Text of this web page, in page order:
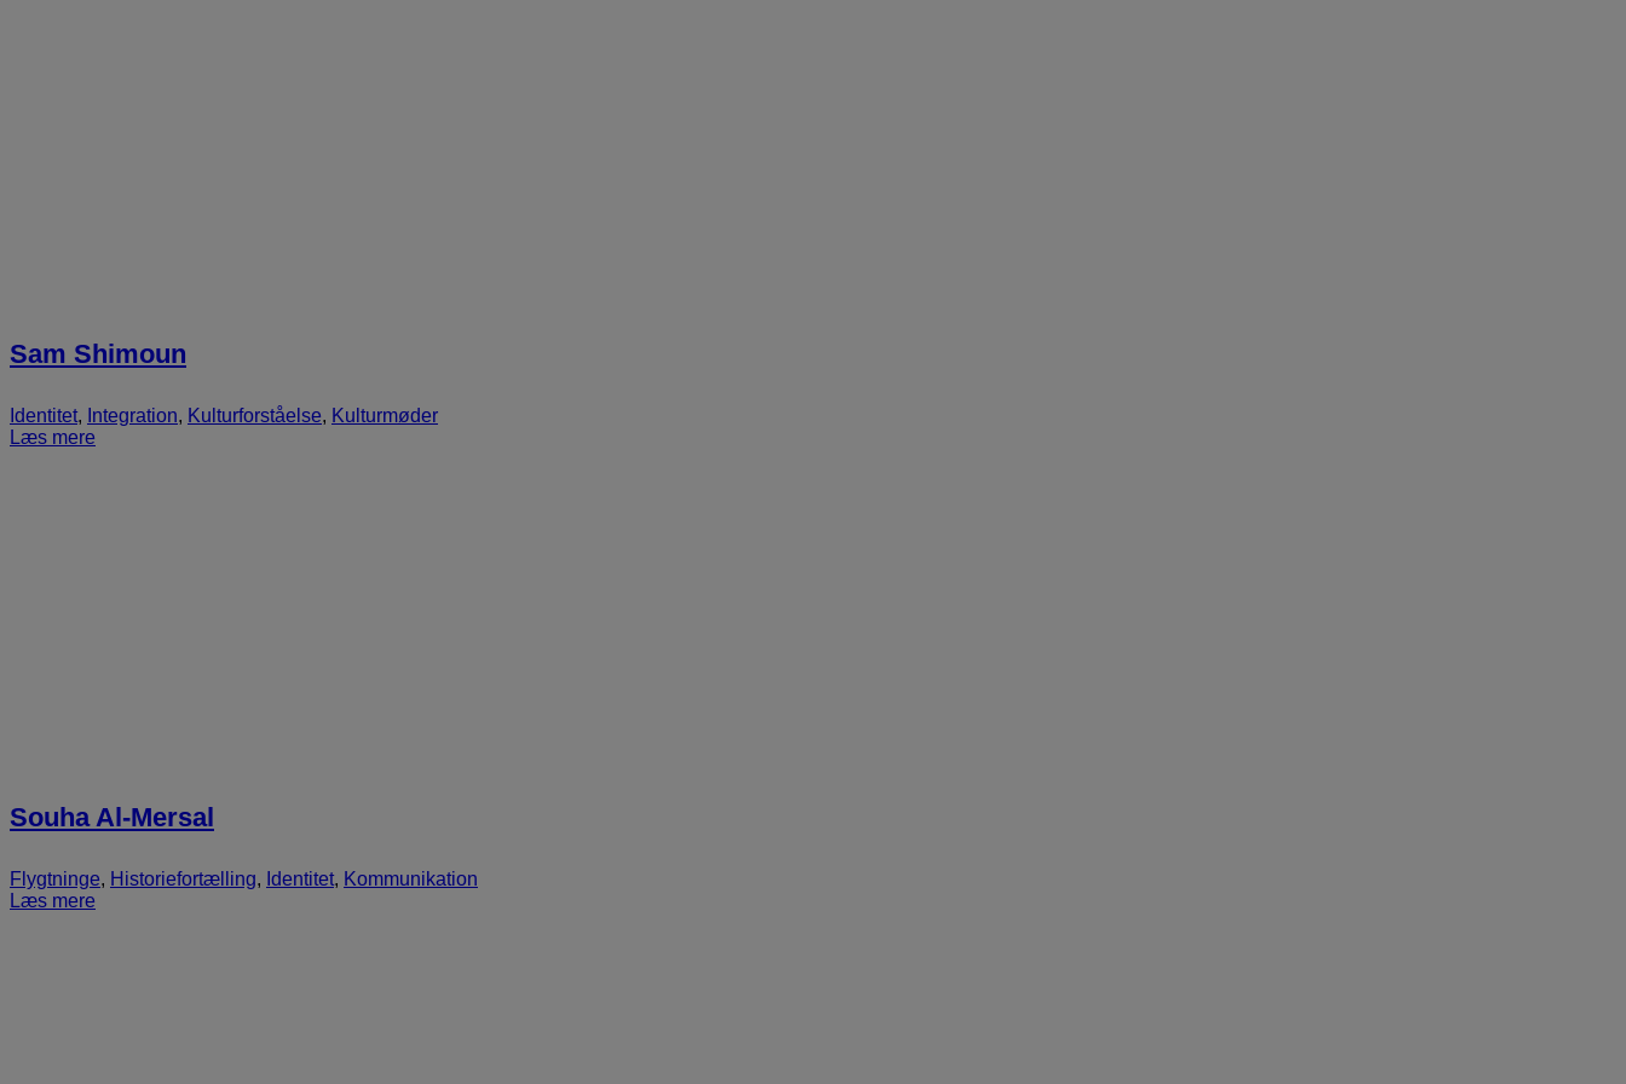
Sam Shimoun
Identitet, Integration, Kulturforståelse, Kulturmøder
Læs mere
Souha Al-Mersal
Flygtninge, Historiefortælling, Identitet, Kommunikation
Læs mere